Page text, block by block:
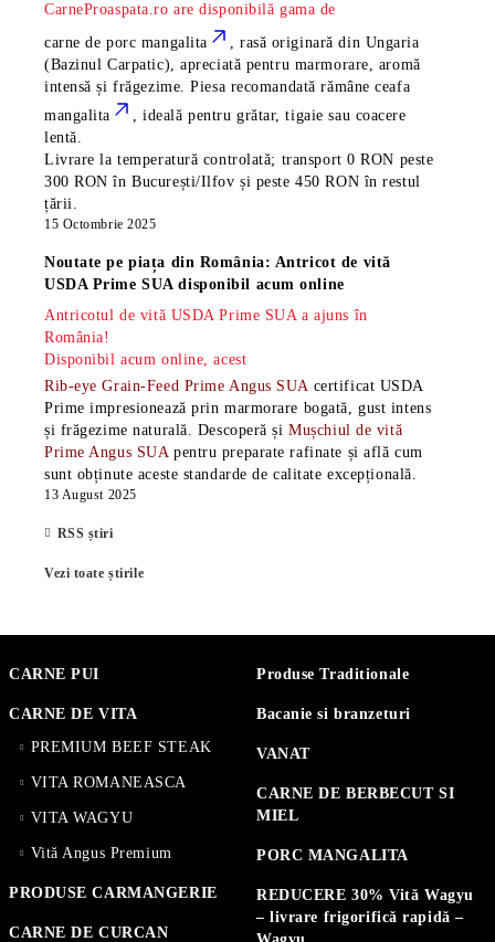
CarneProaspata.ro are disponibilă gama de
carne de porc mangalita
, rasă originară din Ungaria
(Bazinul Carpatic), apreciată pentru marmorare, aromă
intensă și frăgezime. Piesa recomandată rămâneceafa
mangalita
, ideală pentru grătar, tigaie sau coacere
lentă.
Livrare la temperatură controlată; transport 0 RON peste
300 RON în București/Ilfov și peste 450 RON în restul
țării.
15 Octombrie 2025
Noutate pe piața din România: Antricot de vită
USDA Prime SUA disponibil acum online
Antricotul de vită USDA Prime SUA a ajuns în
România!
Disponibil acum online, acest
Rib-eye Grain-Feed Prime Angus SUA certificat USDA
Prime impresionează prin marmorare bogată, gust intens
și frăgezime naturală. Descoperă șiMușchiul de vită
Prime Angus SUA pentru preparate rafinate și află cum
sunt obținute aceste standarde de calitate excepțională.
13 August 2025
RSS știri
Vezi toate știrile
CARNE PUI
CARNE DE VITA
PREMIUM BEEF STEAK
VITA ROMANEASCA
VITA WAGYU
Vită Angus Premium
PRODUSE CARMANGERIE
CARNE DE CURCAN
Produse Traditionale
Bacanie si branzeturi
VANAT
CARNE DE BERBECUT SI
MIEL
PORC MANGALITA
REDUCERE 30% Vită Wagyu
– livrare frigorifică rapidă –